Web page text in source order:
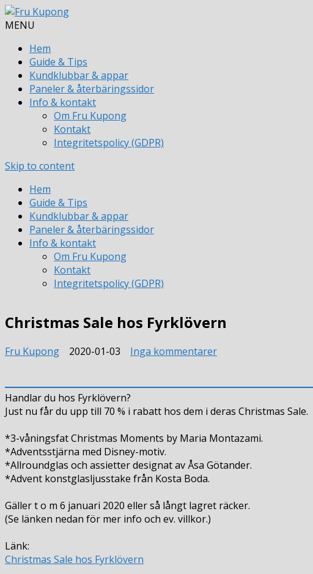
MENU
Hem
Guide & Tips
Kundklubbar & appar
Paneler & återbäringssidor
Info & kontakt
Om Fru Kupong
Kontakt
Integritetspolicy (GDPR)
Skip to content
Hem
Guide & Tips
Kundklubbar & appar
Paneler & återbäringssidor
Info & kontakt
Om Fru Kupong
Kontakt
Integritetspolicy (GDPR)
Christmas Sale hos Fyrklövern
Fru Kupong 2020-01-03 Inga kommentarertill
hos
Fyrklövern
Handlar du hos Fyrklövern?
Just nu får du upp till 70 % i rabatt hos dem i deras Christmas Sale.
*3-våningsfat Christmas Moments by Maria Montazami.
*Adventsstjärna med Disney-motiv.
*Allroundglas och assietter designat av Åsa Götander.
*Advent konstglasljusstake från Kosta Boda.
Gäller t o m 6 januari 2020 eller så långt lagret räcker.
(Se länken nedan för mer info och ev. villkor.)
Länk:
Christmas Sale hos Fyrklövern